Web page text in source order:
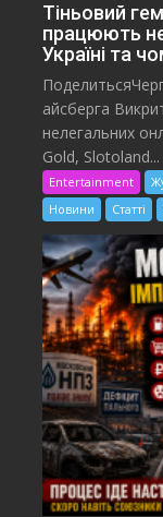
Тіньовий
працюють
Україні та
айсберга
нелегальних
Gold, Slotoland...
Entertainment
Новини
Статті